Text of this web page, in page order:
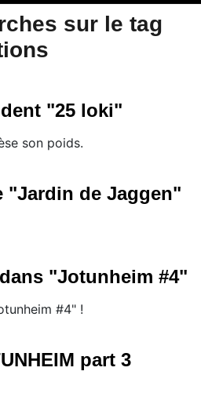
sur le tag
"25 loki"
son poids.
"Jardin de Jaggen"
"Jotunheim #4"
#4" !
part 3